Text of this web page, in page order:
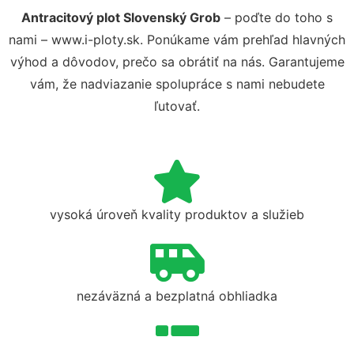
Antracitový plot Slovenský Grob – poďte do toho s
nami – www.i-ploty.sk. Ponúkame vám prehľad hlavných
výhod a dôvodov, prečo sa obrátiť na nás. Garantujeme
vám, že nadviazanie spolupráce s nami nebudete
ľutovať.
vysoká úroveň kvality produktov a služieb
nezáväzná a bezplatná obhliadka